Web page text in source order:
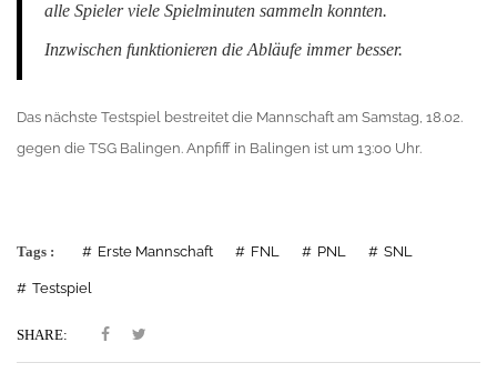
alle Spieler viele Spielminuten sammeln konnten.
Inzwischen funktionieren die Abläufe immer besser.
Das nächste Testspiel bestreitet die Mannschaft am Samstag, 18.02.
gegen die TSG Balingen. Anpfiff in Balingen ist um 13:00 Uhr.
Tags : Erste Mannschaft FNL PNL SNL
Testspiel
SHARE: